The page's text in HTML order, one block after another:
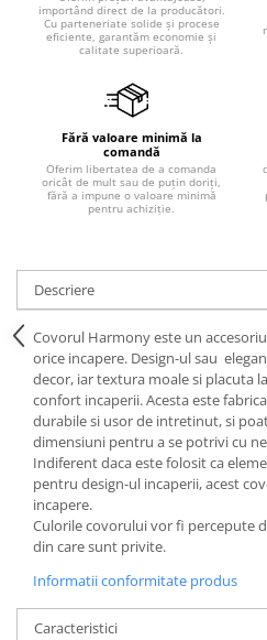
importând direct de la producători.
Cu parteneriate solide și procese
eficiente, garantăm economie și
calitate superioară.
Fără valoare minimă la
comandă
Oferim libertatea de a comanda
oricât de mult sau de puțin doriți,
fără a impune o valoare minimă
pentru achiziție.
Descriere
Covorul Harmony este un
orice incapere. Design-ul sau
decor, iar textura moale si placuta
confort incaperii. Acesta este
durabile si usor de intretinut, si
dimensiuni pentru a se potrivi cu
Indiferent daca este folosit ca
pentru design-ul incaperii, acest
incapere.
Culorile covorului vor fi percepute
din care sunt privite.
Informatii conformitate produs
Caracteristici